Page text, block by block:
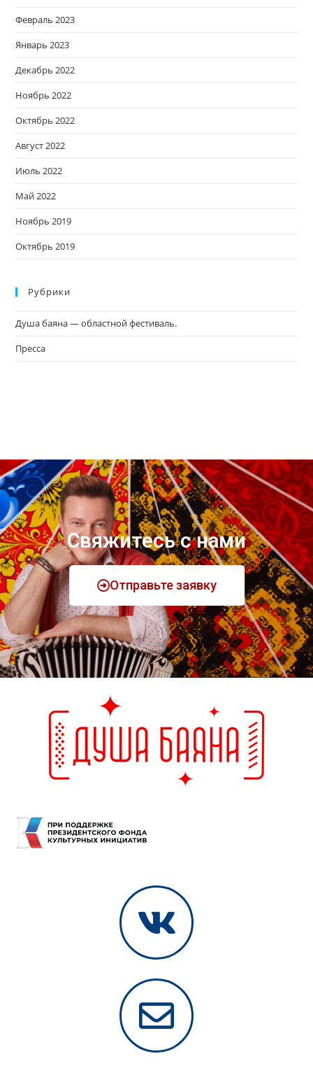
Февраль 2023
Январь 2023
Декабрь 2022
Ноябрь 2022
Октябрь 2022
Август 2022
Июль 2022
Май 2022
Ноябрь 2019
Октябрь 2019
Рубрики
Душа баяна — областной фестиваль.
Пресса
Свяжитесь с нами
Отправьте заявку